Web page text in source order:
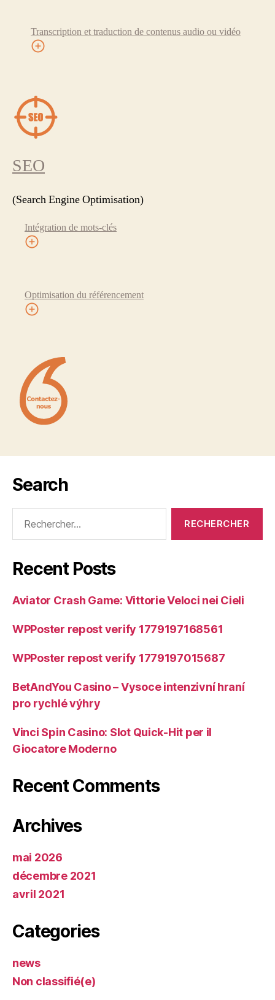
Transcription et traduction de contenus audio ou vidéo
SEO
(Search Engine Optimisation)
Intégration de mots-clés
Optimisation du référencement
Search
Recent Posts
Aviator Crash Game: Vittorie Veloci nei Cieli
WPPoster repost verify 1779197168561
WPPoster repost verify 1779197015687
BetAndYou Casino – Vysoce intenzivní hraní
pro rychlé výhry
Vinci Spin Casino: Slot Quick‑Hit per il
Giocatore Moderno
Recent Comments
Archives
mai 2026
décembre 2021
avril 2021
Categories
news
Non classifié(e)